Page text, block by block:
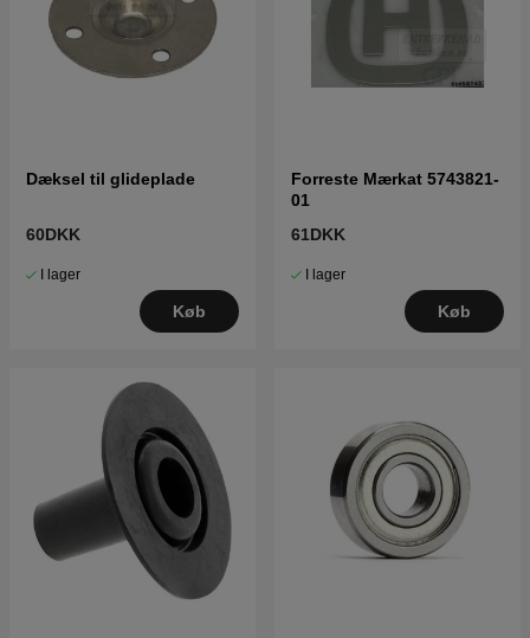
Dæksel til glideplade
60DKK
I lager
Køb
Forreste Mærkat 5743821-
01
61DKK
I lager
Køb